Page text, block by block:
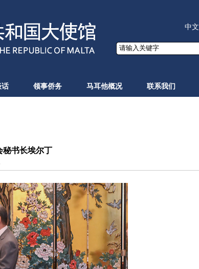
中文
话 领事侨务 马耳他概况 联系我们
秘书长埃尔丁